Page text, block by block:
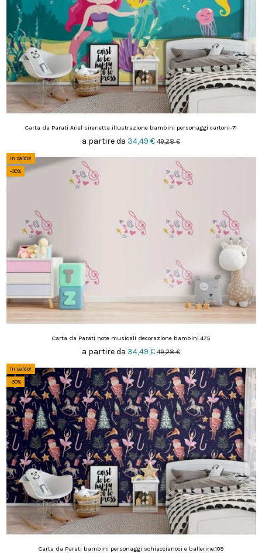
Carta da Parati Ariel sirenetta illustrazione bambini personaggi cartoni-71
a partire da 34,49 € 49,28 €
In saldo!
-30%
Carta da Parati note musicali decorazione bambini.475
a partire da 34,49 € 49,28 €
In saldo!
-30%
Carta da Parati bambini personaggi schiaccianoci e ballerine.109